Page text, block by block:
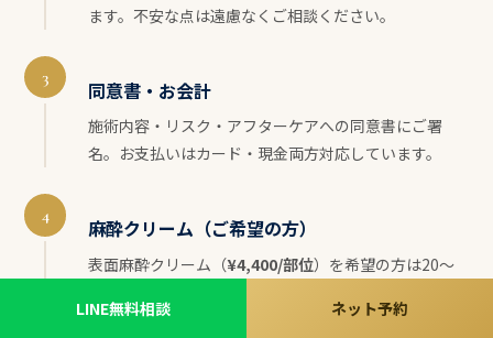
ます。不安な点は遠慮なくご相談ください。
3 同意書・お会計
施術内容・リスク・アフターケアへの同意書にご署
名。お支払いはカード・現金両方対応しています。
4 麻酔クリーム（ご希望の方）
表面麻酔クリーム（¥4,400/部位）を希望の方は20〜
っているため、麻酔なしでも受けられる方が多いで
LINE無料相談 ネット予約